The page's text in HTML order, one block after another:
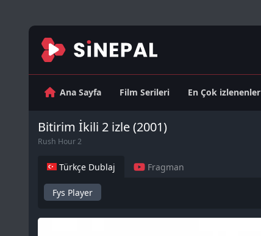
Ana Sayfa Film Serileri En Çok izlenenler
Bitirim İkili 2 izle (2001)
Rush Hour 2
Türkçe Dublaj Fragman
Fys Player